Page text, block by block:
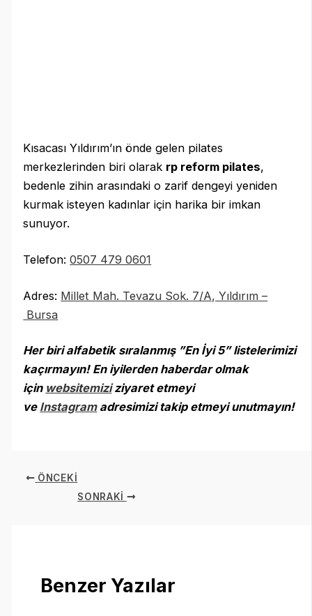
Kısacası Yıldırım’ın önde gelen pilates
merkezlerinden biri olarak rp reform pilates,
bedenle zihin arasındaki o zarif dengeyi yeniden
kurmak isteyen kadınlar için harika bir imkan
sunuyor.
Telefon:0507 479 0601
Adres: Millet Mah. Tevazu Sok. 7/A, Yıldırım –
Bursa
Her biri alfabetik sıralanmış ”En İyi 5” listelerimizi
kaçırmayın! En iyilerden haberdar olmak
için websitemiziziyaret etmeyi
ve Instagramadresimizi takip etmeyi unutmayın!
ÖNCEKI
SONRAKI
Benzer Yazılar